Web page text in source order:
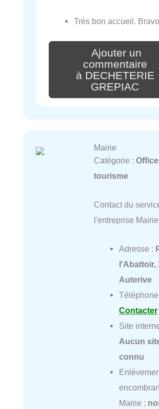
Très bon accueil.
Ajouter un
commentaire
à DECHETERIE
GREPIAC
Mairie
Catégorie :
tourisme
Contact du
l'entreprise Mairie
Adresse :
l'Abattoir,
Auterive
Téléphone
Contacter
Site
Aucun
connu
Mairie :